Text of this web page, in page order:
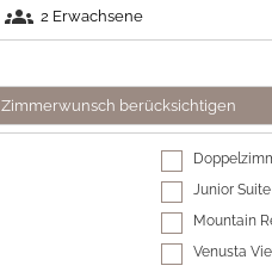
groups
Zimmerwunsch berücksichtigen
Junior
Mountain
Venusta